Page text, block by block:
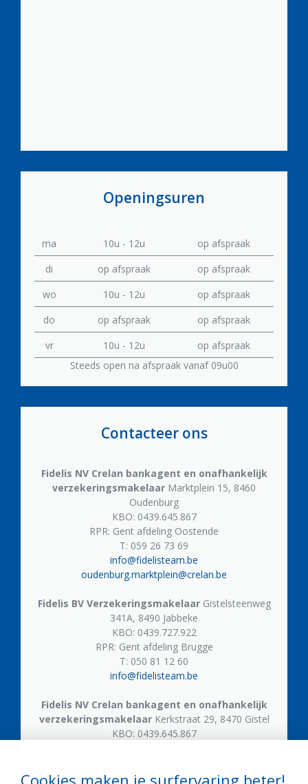
Openingsuren
ma 10u - 12u
op afspraak
di
op afspraak
op afspraak
wo
10u - 12u
op afspraak
do
op afspraak
op afspraak
vr
10u - 12u
op afspraak
Steeds open na afspraak vanaf 09u00
Contacteer ons
Fidelis NV Crelan bankagent en onafhankelijk
verzekeringsmakelaar Marktplein 15, 8460
Oudenburg
KBO: 0439.645.867
RPR: Gent afdeling Oostende
T: 059 26 73 69
info@fidelisteam.be
oudenburg.marktplein@crelan.be
Fidelis BV VerzekeringsmakelaarGistelsteenweg
341A, 8490 Jabbeke
KBO: 0439.727.922
RPR: Gent afdeling Brugge
T: 050 81 12 60
info@fidelisteam.be
Fidelis NV Crelan bankagent en onafhankelijk
verzekeringsmakelaarKerkstraat 29, 8470 Gistel
KBO: 0439.645.867
Cookies maken je surfervaring beter!